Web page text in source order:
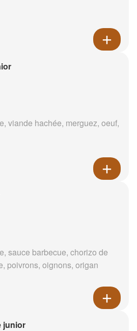
viande hachée, merguez, oeuf,
sauce barbecue, chorizo de
poivrons, oignons, origan
junior